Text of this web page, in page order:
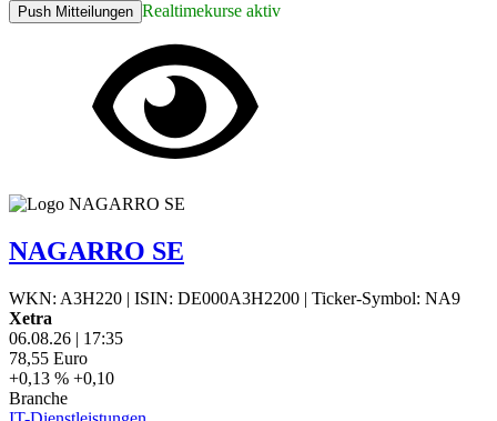
Push Mitteilungen Realtimekurse aktiv
NAGARRO SE
WKN: A3H220 | ISIN: DE000A3H2200 | Ticker-Symbol: NA9
Xetra
06.08.26 | 17:35
78,55 Euro
+0,13 % +0,10
Branche